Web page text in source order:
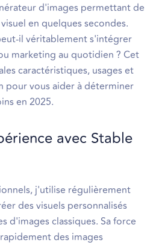
d'images permettant de
en quelques secondes.
il véritablement s'intégrer
marketing au quotidien ? Cet
caractéristiques, usages et
pour vous aider à déterminer
en 2025.
avec Stable
j'utilise régulièrement
des visuels personnalisés
d'images classiques. Sa force
des images